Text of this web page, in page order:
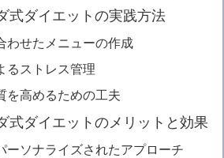
式ダイエットの実践方法
わせたメニューの作成
るストレス管理
を高めるための工夫
式ダイエットのメリットと効果
ーソナライズされたアプローチ